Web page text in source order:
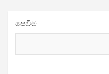
සෙවීම